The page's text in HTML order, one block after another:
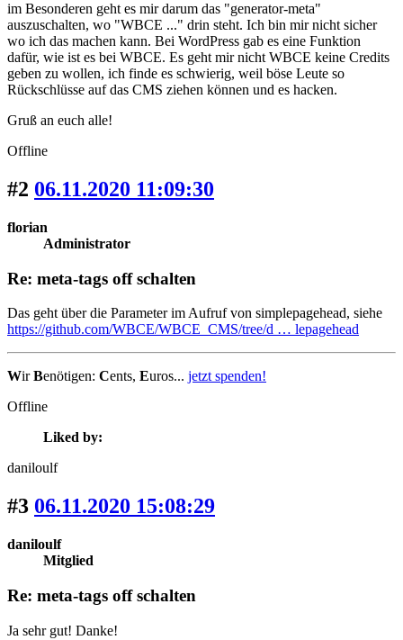
im Besonderen geht es mir darum das "generator-meta"
auszuschalten, wo "WBCE ..." drin steht. Ich bin mir nicht sicher
wo ich das machen kann. Bei WordPress gab es eine Funktion
dafür, wie ist es bei WBCE. Es geht mir nicht WBCE keine Credits
geben zu wollen, ich finde es schwierig, weil böse Leute so
Rückschlüsse auf das CMS ziehen können und es hacken.
Gruß an euch alle!
Offline
#2 06.11.2020 11:09:30
florian
Administrator
Re: meta-tags off schalten
Das geht über die Parameter im Aufruf von simplepagehead, siehe
https://github.com/WBCE/WBCE_CMS/tree/d … lepagehead
WirBenötigen: Cents, Euros... jetzt spenden!
Offline
Liked by:
daniloulf
#3 06.11.2020 15:08:29
daniloulf
Mitglied
Re: meta-tags off schalten
Ja sehr gut! Danke!